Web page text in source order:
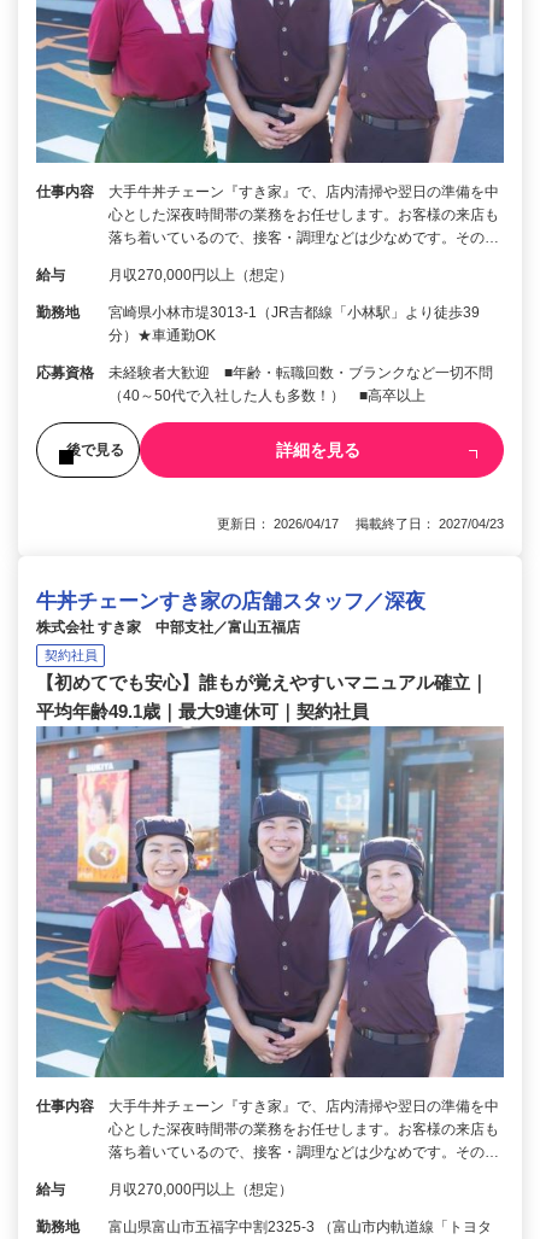
仕事内容
大手牛丼チェーン『すき家』で、店内清掃や翌日の準備を中
心とした深夜時間帯の業務をお任せします。お客様の来店も
落ち着いているので、接客・調理などは少なめです。その…
給与 月収270,000円以上（想定）
勤務地
宮崎県小林市堤3013-1（JR吉都線「小林駅」より徒歩39
分）★車通勤OK
応募資格
未経験者大歓迎 ■年齢・転職回数・ブランクなど一切不問
（40～50代で入社した人も多数！） ■高卒以上
後で見る 詳細を見る
更新日： 2026/04/17 掲載終了日： 2027/04/23
牛丼チェーンすき家の店舗スタッフ／深夜
株式会社 すき家 中部支社／富山五福店
契約社員
【初めてでも安心】誰もが覚えやすいマニュアル確立｜
平均年齢49.1歳｜最大9連休可｜契約社員
仕事内容
大手牛丼チェーン『すき家』で、店内清掃や翌日の準備を中
心とした深夜時間帯の業務をお任せします。お客様の来店も
落ち着いているので、接客・調理などは少なめです。その…
給与 月収270,000円以上（想定）
勤務地
富山県富山市五福字中割2325-3 （富山市内軌道線「トヨタ